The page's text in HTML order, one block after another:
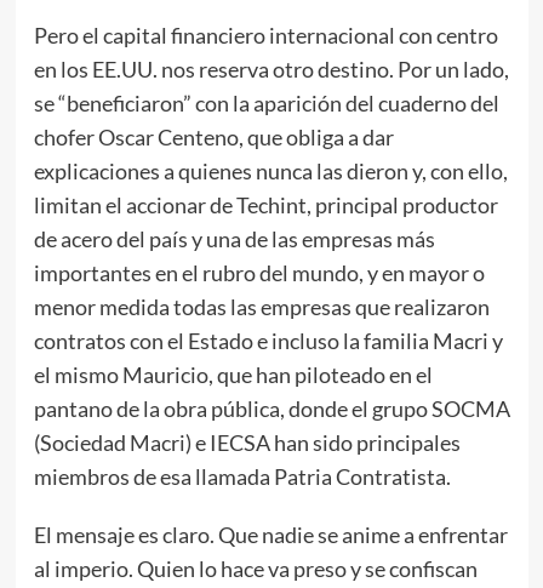
Pero el capital financiero internacional con centro
en los EE.UU. nos reserva otro destino. Por un lado,
se “beneficiaron” con la aparición del cuaderno del
chofer Oscar Centeno, que obliga a dar
explicaciones a quienes nunca las dieron y, con ello,
limitan el accionar de Techint, principal productor
de acero del país y una de las empresas más
importantes en el rubro del mundo, y en mayor o
menor medida todas las empresas que realizaron
contratos con el Estado e incluso la familia Macri y
el mismo Mauricio, que han piloteado en el
pantano de la obra pública, donde el grupo SOCMA
(Sociedad Macri) e IECSA han sido principales
miembros de esa llamada Patria Contratista.
El mensaje es claro. Que nadie se anime a enfrentar
al imperio. Quien lo hace va preso y se confiscan